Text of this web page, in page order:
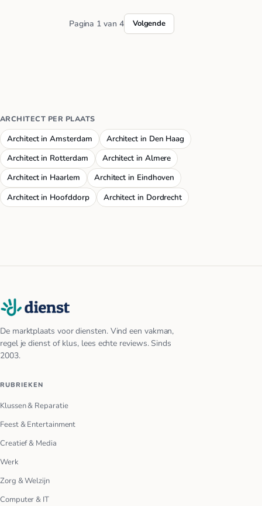
Pagina 1 van 4 Volgende
ARCHITECT PER PLAATS
Architect in Amsterdam
Architect in Den Haag
Architect in Rotterdam
Architect in Almere
Architect in Haarlem
Architect in Eindhoven
Architect in Hoofddorp
Architect in Dordrecht
De marktplaats voor diensten. Vind een vakman,
regel je dienst of klus, lees echte reviews. Sinds
2003.
RUBRIEKEN
Klussen & Reparatie
Feest & Entertainment
Creatief & Media
Werk
Zorg & Welzijn
Computer & IT